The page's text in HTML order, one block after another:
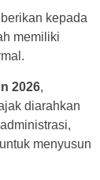
kepada
memiliki
2026,
diarahkan
menyusun